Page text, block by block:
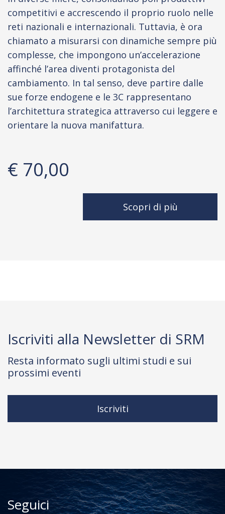
competitivi e accrescendo il proprio ruolo nelle
reti nazionali e internazionali. Tuttavia, è ora
chiamato a misurarsi con dinamiche sempre più
complesse, che impongono un’accelerazione
affinché l’area diventi protagonista del
cambiamento. In tal senso, deve partire dalle
sue forze endogene e le 3C rappresentano
l’architettura strategica attraverso cui leggere e
orientare la nuova manifattura.
€ 70,00
Scopri di più
Iscriviti alla Newsletter di SRM
Resta informato sugli ultimi studi e sui
prossimi eventi
Iscriviti
Seguici